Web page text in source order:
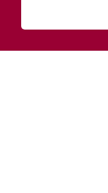
Семьи
в Ростовской
земельный